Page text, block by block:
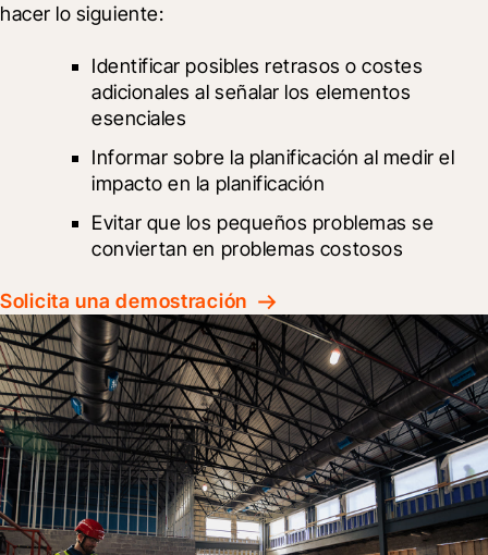
hacer lo siguiente:
Identificar posibles retrasos o costes
adicionales al señalar los elementos
esenciales
Informar sobre la planificación al medir el
impacto en la planificación
Evitar que los pequeños problemas se
conviertan en problemas costosos
Solicita una demostración